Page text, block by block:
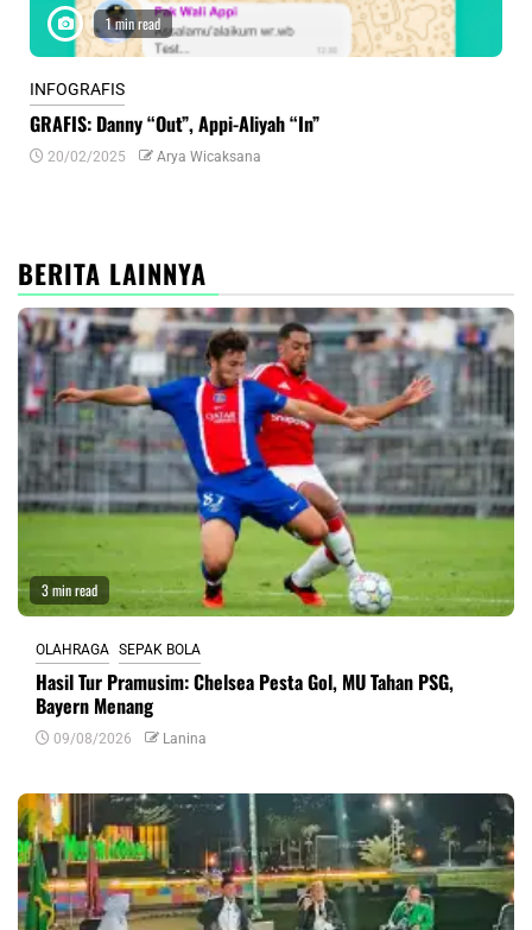
1 min read
INFOGRAFIS
GRAFIS: Danny “Out”, Appi-Aliyah “In”
20/02/2025 Arya Wicaksana
BERITA LAINNYA
3 min read
OLAHRAGA SEPAK BOLA
Hasil Tur Pramusim: Chelsea Pesta Gol, MU Tahan PSG,
Bayern Menang
09/08/2026 Lanina